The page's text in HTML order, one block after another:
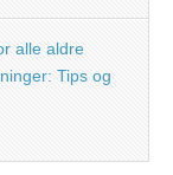
alle aldre
Tips og